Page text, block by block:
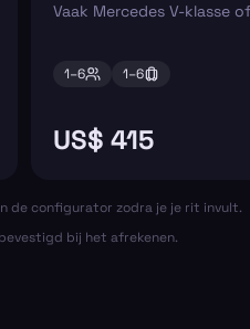
Vaak Mercedes V-klasse
1–6 1–6
US$ 415
de configurator zodra je je rit invult.
bij het afrekenen.